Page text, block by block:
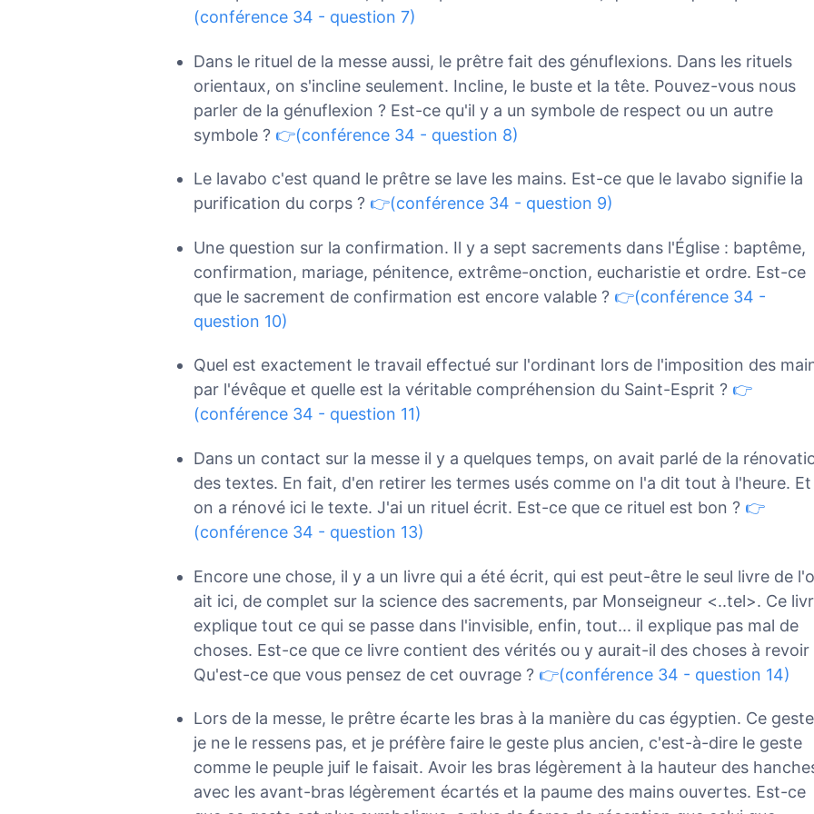
(conférence 34 - question 7)
Dans le rituel de la messe aussi, le prêtre fait des génuflexions. Dans les rituels
orientaux, on s'incline seulement. Incline, le buste et la tête. Pouvez-vous nous
parler de la génuflexion ? Est-ce qu'il y a un symbole de respect ou un autre
symbole ? 👉(conférence 34 - question 8)
Le lavabo c'est quand le prêtre se lave les mains. Est-ce que le lavabo signifie la
purification du corps ? 👉(conférence 34 - question 9)
Une question sur la confirmation. Il y a sept sacrements dans l'Église : baptême,
confirmation, mariage, pénitence, extrême-onction, eucharistie et ordre. Est-ce
que le sacrement de confirmation est encore valable ? 👉(conférence 34 -
question 10)
Quel est exactement le travail effectué sur l'ordinant lors de l'imposition des
par l'évêque et quelle est la véritable compréhension du Saint-Esprit ? 👉
(conférence 34 - question 11)
Dans un contact sur la messe il y a quelques temps, on avait parlé de la
des textes. En fait, d'en retirer les termes usés comme on l'a dit tout à l'heure. Et
on a rénové ici le texte. J'ai un rituel écrit. Est-ce que ce rituel est bon ? 👉
(conférence 34 - question 13)
Encore une chose, il y a un livre qui a été écrit, qui est peut-être le seul livre de
ait ici, de complet sur la science des sacrements, par Monseigneur <..tel>. Ce
explique tout ce qui se passe dans l'invisible, enfin, tout... il explique pas mal de
choses. Est-ce que ce livre contient des vérités ou y aurait-il des choses à revoir
Qu'est-ce que vous pensez de cet ouvrage ? 👉(conférence 34 - question 14)
Lors de la messe, le prêtre écarte les bras à la manière du cas égyptien. Ce
je ne le ressens pas, et je préfère faire le geste plus ancien, c'est-à-dire le geste
comme le peuple juif le faisait. Avoir les bras légèrement à la hauteur des
avec les avant-bras légèrement écartés et la paume des mains ouvertes. Est-ce